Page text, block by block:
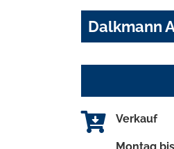
Dalkmann
Verkauf
Montag